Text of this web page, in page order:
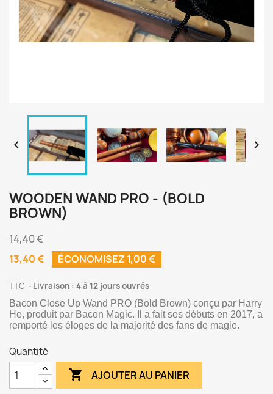
 
WOODEN WAND PRO - (BOLD
BROWN)
14,40 €
13,40 €
ÉCONOMISEZ 1,00 €
TTC Livraison : 4 à 12 jours ouvrés
Bacon Close Up Wand PRO (Bold Brown) conçu par Harry
He, produit par Bacon Magic. Il a fait ses débuts en 2017, a
remporté les éloges de la majorité des fans de magie.
Quantité
 AJOUTER AU PANIER